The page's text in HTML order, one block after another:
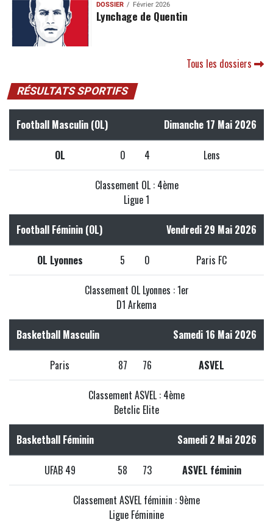
DOSSIER Février 2026
Lynchage de Quentin
Tous les dossiers
RÉSULTATS SPORTIFS
Football Masculin (OL) Dimanche 17 Mai 2026
OL 0 4 Lens
Classement OL : 4ème
Ligue 1
Football Féminin (OL) Vendredi 29 Mai 2026
OL Lyonnes 5 0 Paris FC
Classement OL Lyonnes : 1er
D1 Arkema
Basketball Masculin Samedi 16 Mai 2026
Paris 87 76 ASVEL
Classement ASVEL : 4ème
Betclic Elite
Basketball Féminin Samedi 2 Mai 2026
UFAB 49 58 73 ASVEL féminin
Classement ASVEL féminin : 9ème
Ligue Féminine